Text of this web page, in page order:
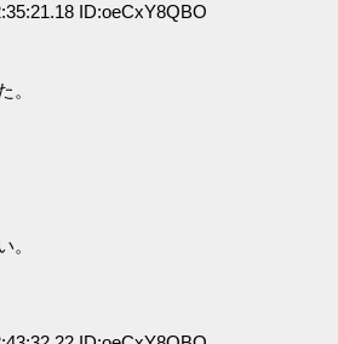
ID:oeCxY8QBO
。
。